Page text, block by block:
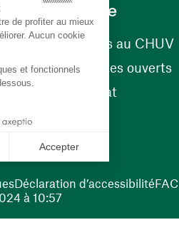
fenêtre)
Carrière
Carrières au CHUV
Nos postes ouverts
Bénévolat
à 10:57
Déclaration d’accessibilité